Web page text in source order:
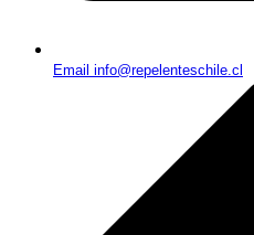
Email info@repelenteschile.cl